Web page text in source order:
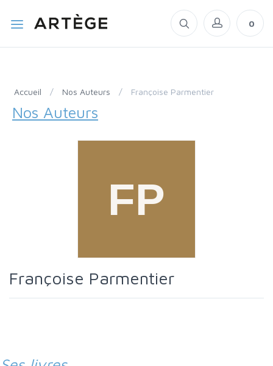
0
Accueil / Nos Auteurs / Françoise Parmentier
Nos Auteurs
Françoise Parmentier